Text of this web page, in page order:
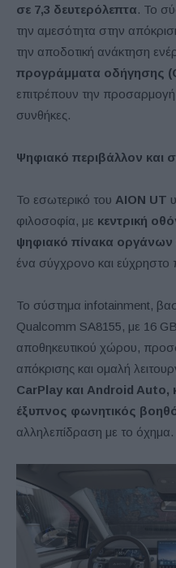
σε 7,3 δευτερόλεπτα. Το
την αμεσότητα στην
την αποδοτική ανάκτηση
προγράμματα οδήγησης
επιτρέπουν την προσαρμογή
συνθήκες.
Ψηφιακό περιβάλλον και
Το εσωτερικό του AION UT
φιλοσοφία, με κεντρική
ψηφιακό πίνακα οργάνων
ένα σύγχρονο και εύχρηστο
Το σύστημα infotainment,
Qualcomm SA8155, με 16
αποθηκευτικού χώρου,
απόκρισης και ομαλή
CarPlay και Android Auto,
έξυπνος φωνητικός
αλληλεπίδραση με το όχημα.